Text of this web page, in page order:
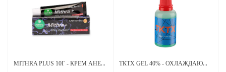
MITHRA PLUS 10Г - КРЕМ АНЕСТЕТИК ТКТХ GEL 40% - ОХЛАЖДАЮЩИЙ ГЕЛЬ ВТОРИЧНЫЙ